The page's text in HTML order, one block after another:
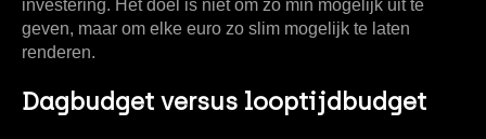
investering. Het doel is niet om zo min mogelijk uit te
geven, maar om elke euro zo slim mogelijk te laten
renderen.
Dagbudget versus looptijdbudget